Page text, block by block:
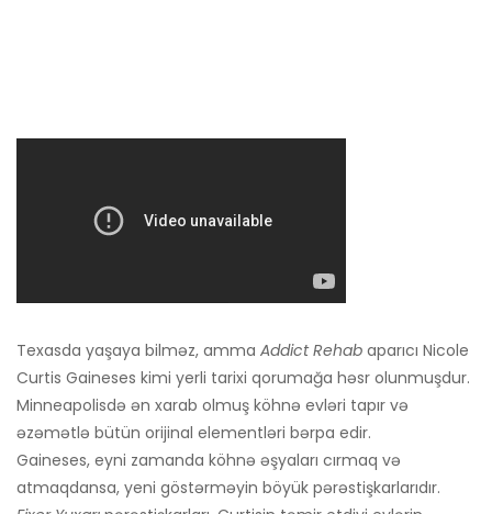
Texasda yaşaya bilməz, amma Addict Rehab aparıcı Nicole
Curtis Gaineses kimi yerli tarixi qorumağa həsr olunmuşdur.
Minneapolisdə ən xarab olmuş köhnə evləri tapır və
əzəmətlə bütün orijinal elementləri bərpa edir.
Gaineses, eyni zamanda köhnə əşyaları cırmaq və
atmaqdansa, yeni göstərməyin böyük pərəstişkarlarıdır.